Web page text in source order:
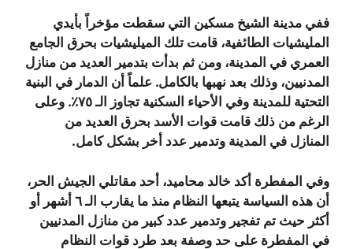
ففي مدينة الشيخ مسكين التي سقطت مؤخراً بأيدي
المليشيات الطائفية، قامت تلك الميليشيات بحرق الجامع
العمري في المدينة، ومن ثم بدأت بتدمير العديد من منازل
المدنيين، وذلك بعد نهبها بالكامل. علماً أن الدمار في البنية
التحتية للمدينة وفي الأحياء السكنية تجاوز الـ ٧٥٪. وعلى
الرغم من ذلك قامت قوات الأسد بحرق العديد من
المنازل في المدينة وتدمير عدد أخر بشكل كامل.
وفي المفطرة أكد خالد محاميد، أحد مقاتلي الجيش الحر،
أن هذه السياسة يتبعها النظام منذ ما يقارب الـ ٦ أشهر أو
أكثر حيث تم تفجير وتدمير عدد كبير من منازل المدنيين
في المفطرة على حد وصفة بعد طرد قوات النظام